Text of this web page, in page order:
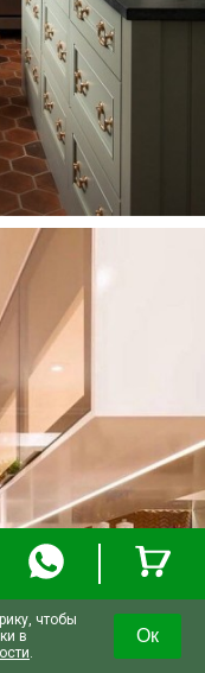
чтобы
в
.
Ок